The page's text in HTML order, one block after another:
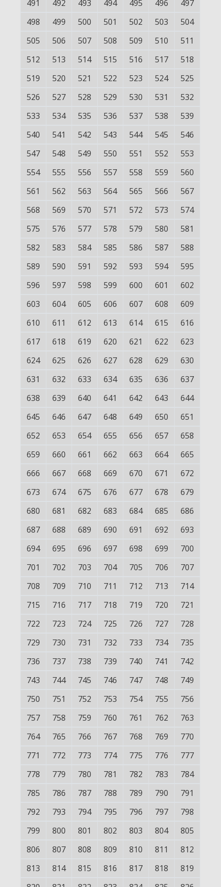
491 492 493 494 495 496
497
498
499 500 501 502 503
504
505
506 507 508 509 510
511
512
513 514 515 516 517
518
519
520 521 522 523 524
525
526
527 528 529 530 531
532
533
534 535 536 537 538
539
540
541 542 543 544 545
546
547
548 549 550 551 552
553
554
555 556 557 558 559
560
561
562 563 564 565 566
567
568
569 570 571 572 573
574
575
576 577 578 579 580
581
582
583 584 585 586 587
588
589
590 591 592 593 594
595
596
597 598 599 600 601
602
603
604 605 606 607 608
609
610
611 612 613 614 615
616
617
618 619 620 621 622
623
624
625 626 627 628 629
630
631
632 633 634 635 636
637
638
639 640 641 642 643
644
645
646 647 648 649 650
651
652
653 654 655 656 657
658
659
660 661 662 663 664
665
666
667 668 669 670 671
672
673
674 675 676 677 678
679
680
681 682 683 684 685
686
687
688 689 690 691 692
693
694
695 696 697 698 699
700
701
702 703 704 705 706
707
708
709 710 711 712 713
714
715
716 717 718 719 720
721
722
723 724 725 726 727
728
729
730 731 732 733 734
735
736
737 738 739 740 741
742
743
744 745 746 747 748
749
750
751 752 753 754 755
756
757
758 759 760 761 762
763
764
765 766 767 768 769
770
771
772 773 774 775 776
777
778
779 780 781 782 783
784
785
786 787 788 789 790
791
792
793 794 795 796 797
798
799
800 801 802 803 804
805
806
807 808 809 810 811
812
813
814 815 816 817 818
819